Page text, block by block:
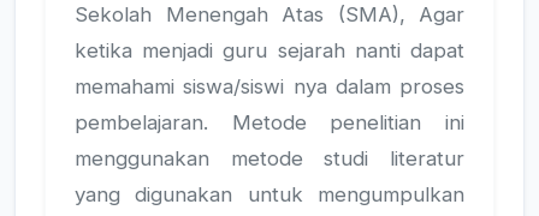
Sekolah Menengah Atas (SMA), Agar
ketika menjadi guru sejarah nanti dapat
memahami siswa/siswi nya dalam proses
pembelajaran. Metode penelitian ini
menggunakan metode studi literatur
yang digunakan untuk mengumpulkan